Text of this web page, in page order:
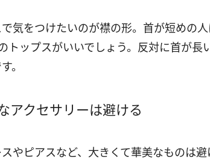
で気をつけたいのが襟の形。首が短めの
トップスがいいでしょう。反対に首が長
。
アクセサリーは避ける
やピアスなど、大きくて華美なものは